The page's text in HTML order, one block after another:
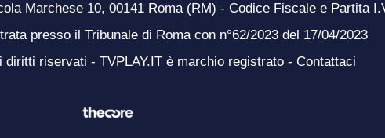
Marchese 10, 00141 Roma (RM) - Codice Fiscale e Partita
presso il Tribunale di Roma con n°62/2023 del 17/04/2023
riservati - TVPLAY.IT è marchio registrato - Contattaci